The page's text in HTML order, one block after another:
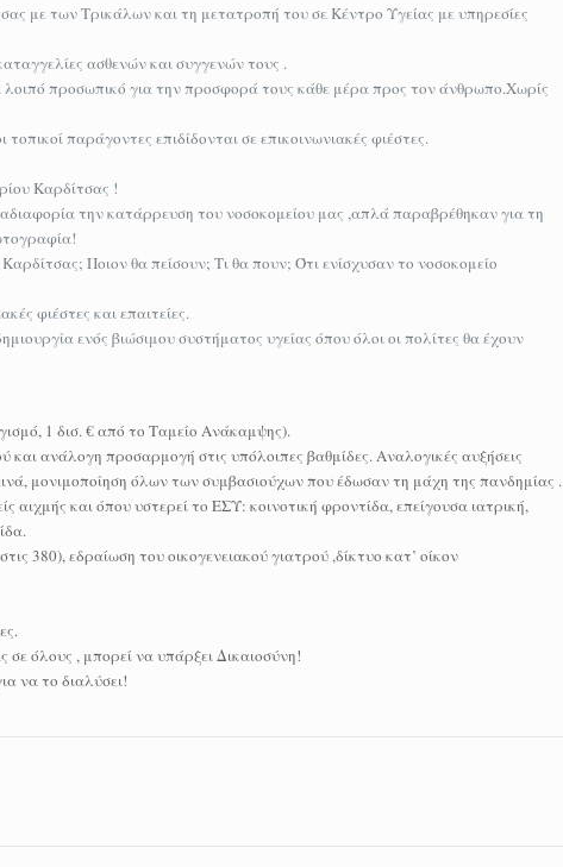
με των Τρικάλων και τη μετατροπή του σε Κέντρο Υγείας με υπηρεσίες
ασθενών και συγγενών τους .
προσωπικό για την προσφορά τους κάθε μέρα προς τον άνθρωπο.Χωρίς
παράγοντες επιδίδονται σε επικοινωνιακές φιέστες.
Καρδίτσας !
την κατάρρευση του νοσοκομείου μας ,απλά παραβρέθηκαν για τη
Ποιον θα πείσουν; Τι θα πουν; Ότι ενίσχυσαν το νοσοκομείο
φιέστες και επαιτείες.
ενός βιώσιμου συστήματος υγείας όπου όλοι οι πολίτες θα έχουν
1 δισ. € από το Ταμείο Ανάκαμψης).
ανάλογη προσαρμογή στις υπόλοιπες βαθμίδες. Αναλογικές αυξήσεις
μονιμοποίηση όλων των συμβασιούχων που έδωσαν τη μάχη της πανδημίας .
αιχμής και όπου υστερεί το ΕΣΥ: κοινοτική φροντίδα, επείγουσα ιατρική,
380), εδραίωση του οικογενειακού γιατρού ,δίκτυο κατ’ οίκον
όλους , μπορεί να υπάρξει Δικαιοσύνη!
να το διαλύσει!